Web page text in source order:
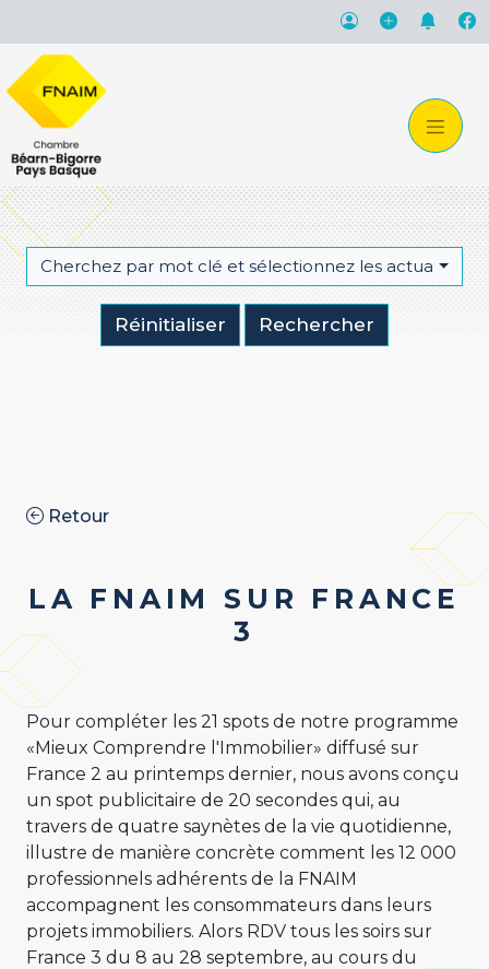
Cherchez par mot clé et sélectionnez les actualités
Réinitialiser Rechercher
Retour
LA FNAIM SUR FRANCE
3
Pour compléter les 21 spots de notre programme
«Mieux Comprendre l'Immobilier» diffusé sur
France 2 au printemps dernier, nous avons conçu
un spot publicitaire de 20 secondes qui, au
travers de quatre saynètes de la vie quotidienne,
illustre de manière concrète comment les 12 000
professionnels adhérents de la FNAIM
accompagnent les consommateurs dans leurs
projets immobiliers. Alors RDV tous les soirs sur
France 3 du 8 au 28 septembre, au cours du